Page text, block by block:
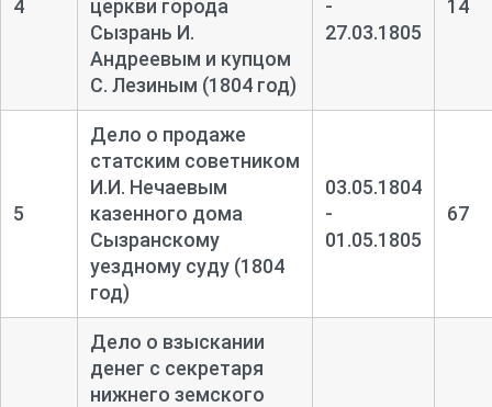
4
церкви города
Сызрань И.
Андреевым и купцом
С. Лезиным (1804 год)
-
27.03.1805
14
5
Дело о продаже
статским советником
И.И. Нечаевым
казенного дома
Сызранскому
уездному суду (1804
год)
03.05.1804
-
01.05.1805
67
Дело о взыскании
денег с секретаря
нижнего земского